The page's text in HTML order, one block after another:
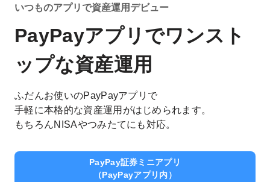
いつものアプリで資産運用デビュー
PayPayアプリでワンスト
ップな資産運用
ふだんお使いのPayPayアプリで
手軽に本格的な資産運用がはじめられます。
もちろんNISAやつみたてにも対応。
PayPay証券ミニアプリ
（PayPayアプリ内）